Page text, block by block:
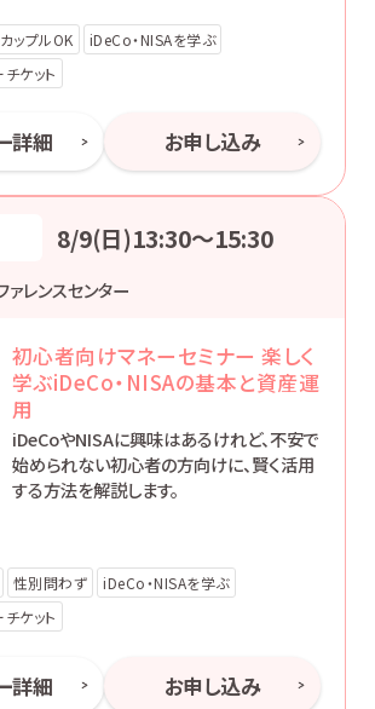
ップルOK
iDeCo・NISAを学ぶ
ケット
詳細 お申し込み
8/9(日)13:30〜15:30
レンスセンター
初心者向けマネーセミナー 楽しく
学ぶiDeCo・NISAの基本と資産運
用
iDeCoやNISAに興味はあるけれど、不安で
始められない初心者の方向けに、賢く活用
する方法を解説します。
性別問わず
iDeCo・NISAを学ぶ
ケット
詳細 お申し込み